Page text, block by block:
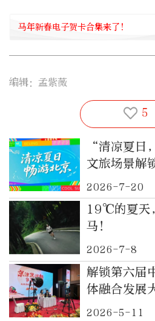
马年新春电子贺卡合集来了！
编辑：孟紫薇
5
“清凉夏日
文旅场景解
2026-7-20
19℃的夏天
马！
2026-7-8
解锁第六届
体融合发展
“宝藏环节”
2026-5-11